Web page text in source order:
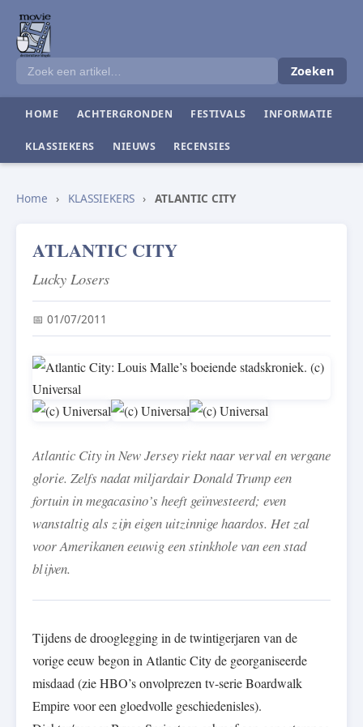
Zoeken
HOME ACHTERGRONDEN FESTIVALS INFORMATIE
KLASSIEKERS NIEUWS RECENSIES
Home › KLASSIEKERS › ATLANTIC CITY
ATLANTIC CITY
Lucky Losers
📅 01/07/2011
Atlantic City in New Jersey riekt naar verval en vergane
glorie. Zelfs nadat miljardair Donald Trump een
fortuin in megacasino’s heeft geïnvesteerd; even
wanstaltig als zijn eigen uitzinnige haardos. Het zal
voor Amerikanen eeuwig een stinkhole van een stad
blijven.
Tijdens de drooglegging in de twintigerjaren van de
vorige eeuw begon in Atlantic City de georganiseerde
misdaad (zie HBO’s onvolprezen tv-serie Boardwalk
Empire voor een gloedvolle geschiedenisles).